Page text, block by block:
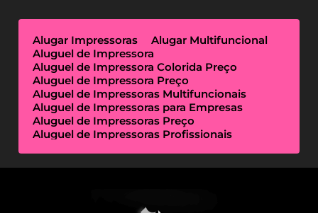
Alugar Impressoras
Alugar Multifuncional
Aluguel de Impressora
Aluguel de Impressora Colorida Preço
Aluguel de Impressora Preço
Aluguel de Impressoras Multifuncionais
Aluguel de Impressoras para Empresas
Aluguel de Impressoras Preço
Aluguel de Impressoras Profissionais